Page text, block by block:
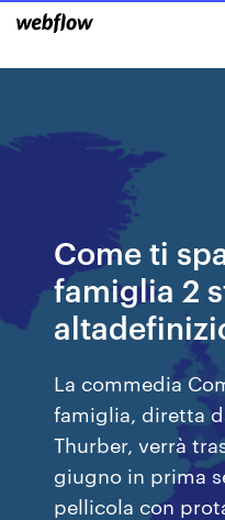
Come ti
famiglia 2
La commedia
famiglia, diretta
Thurber, verrà
giugno in prima
pellicola con